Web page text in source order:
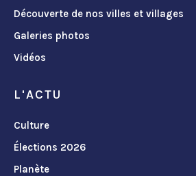
Découverte de nos villes et villages
Galeries photos
Vidéos
L'ACTU
Culture
Élections 2026
Planète